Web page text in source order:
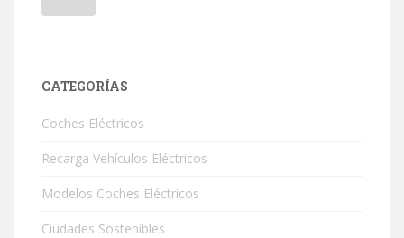
CATEGORÍAS
Coches Eléctricos
Recarga Vehículos Eléctricos
Modelos Coches Eléctricos
Ciudades Sostenibles